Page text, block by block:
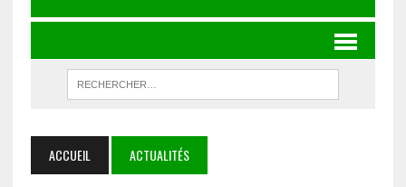
ACCUEIL ACTUALITÉS